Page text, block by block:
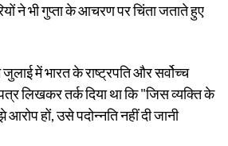
ने भी गुप्ता के आचरण पर चिंता जताते हुए
में भारत के राष्ट्रपति और सर्वोच्च
लिखकर तर्क दिया था कि "जिस व्यक्ति के
हों, उसे पदोन्नति नहीं दी जानी